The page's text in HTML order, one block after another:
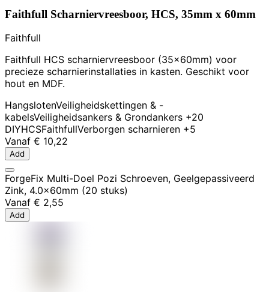
Faithfull Scharniervreesboor, HCS, 35mm x 60mm
Faithfull
Faithfull HCS scharniervreesboor (35x60mm) voor
precieze scharnierinstallaties in kasten. Geschikt voor
hout en MDF.
HangslotenVeiligheidskettingen & -
kabelsVeiligheidsankers & Grondankers +20
DIYHCSFaithfullVerborgen scharnieren +5
Vanaf € 10,22
Add
ForgeFix Multi-Doel Pozi Schroeven, Geelgepassiveerd
Zink, 4.0x60mm (20 stuks)
Vanaf € 2,55
Add